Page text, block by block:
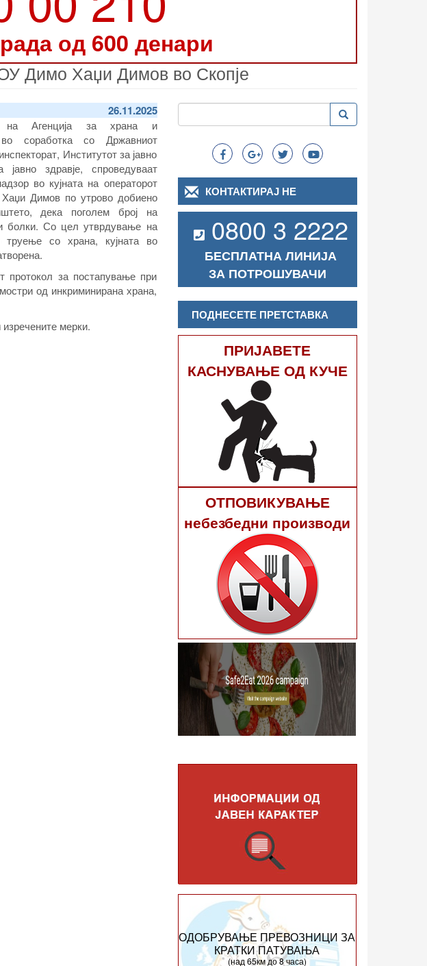
од 600 денари
Димо Хаџи Димов во Скопје
26.11.2025
на Агенција за храна и
соработка со Државниот
Институтот за јавно
здравје, спроведуваат
во кујната на операторот
Димов по утрово добиено
дека поголем број на
болки. Со цел утврдување на
труење со храна, кујната во
протокол за постапување при
од инкриминирана храна,
мерки.
Search
Пребарување Пребарување
КОНТАКТИРАЈ НЕ
0800 3 2222
БЕСПЛАТНА ЛИНИЈА
ЗА ПОТРОШУВАЧИ
ПОДНЕСЕТЕ ПРЕТСТАВКА
ПРИЈАВЕТЕ
КАСНУВАЊЕ ОД КУЧЕ
ОТПОВИКУВАЊЕ
небезбедни производи
ОДОБРУВАЊЕ ПРЕВОЗНИЦИ ЗА
КРАТКИ ПАТУВАЊА
(над 65км до 8 часа)